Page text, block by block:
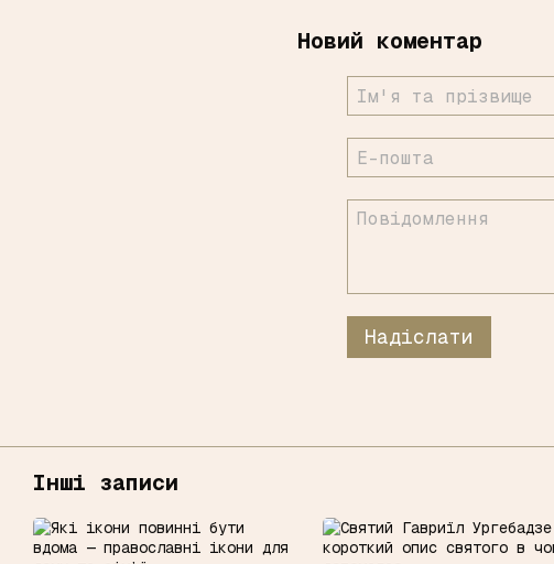
Новий коментар
Надіслати
Інші записи